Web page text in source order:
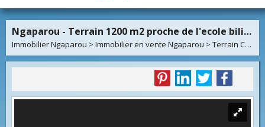
Ngaparou - Terrain 1200 m2 proche de l'ecole bilingue
Immobilier Ngaparou > Immobilier en vente Ngaparou > Terrain Constructible en vente Ngaparou